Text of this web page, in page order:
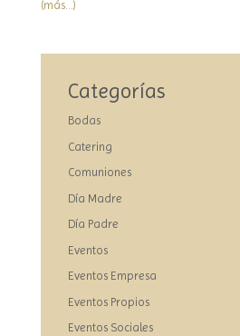
(más…)
Categorías
Bodas
Catering
Comuniones
Día Madre
Día Padre
Eventos
Eventos Empresa
Eventos Propios
Eventos Sociales